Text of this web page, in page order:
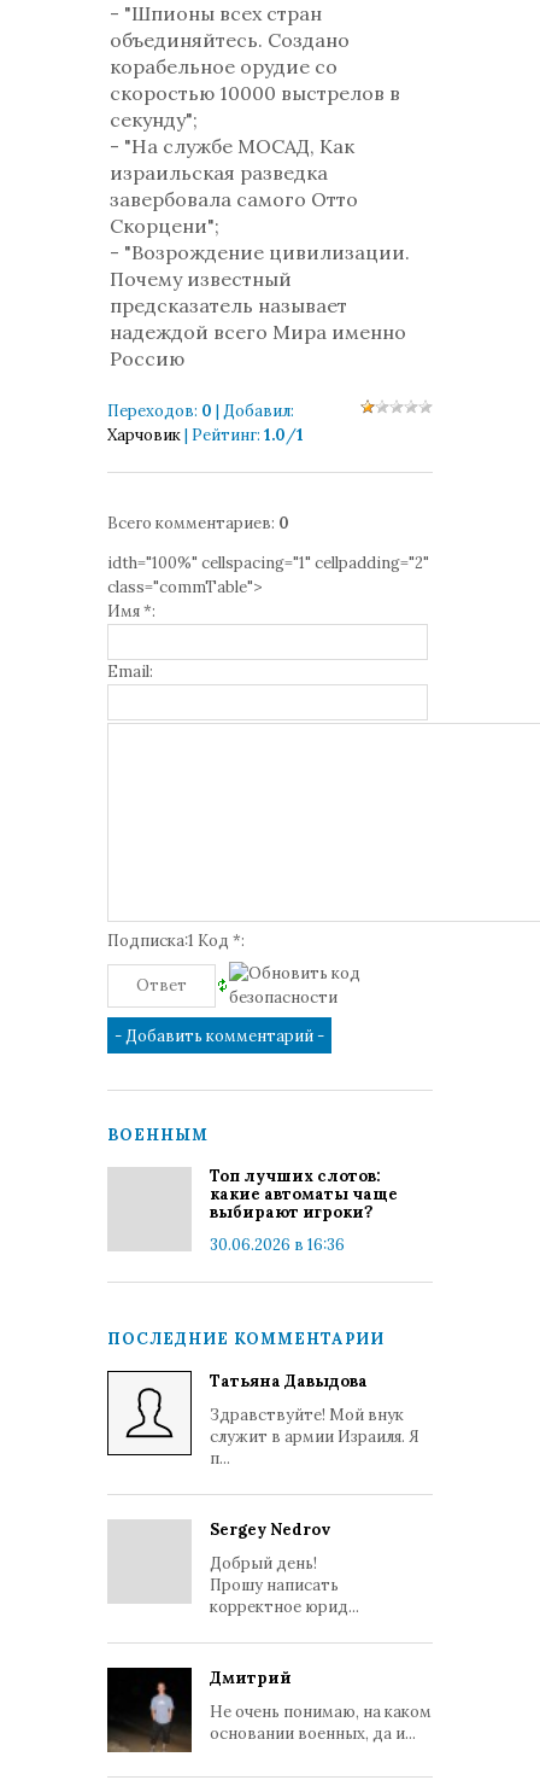
- "Шпионы всех стран
объединяйтесь. Создано
корабельное орудие со
скоростью 10000 выстрелов в
секунду";
- "На службе МОСАД, Как
израильская разведка
завербовала самого Отто
Скорцени";
- "Возрождение цивилизации.
Почему известный
предсказатель называет
надеждой всего Мира именно
Россию
Переходов: 0 | Добавил:
Харчовик| Рейтинг: 1.0/1
Всего комментариев: 0
idth="100%" cellspacing="1" cellpadding="2"
class="commTable">
Имя *:
Email:
Подписка:1 Код *:
ВОЕННЫМ
Топ лучших слотов:
какие автоматы чаще
выбирают игроки?
30.06.2026 в 16:36
ПОСЛЕДНИЕ КОММЕНТАРИИ
Татьяна Давыдова
Здравствуйте! Мой внук
служит в армии Израиля. Я
п...
Sergey Nedrov
Добрый день!
Прошу написать
корректное юрид...
Дмитрий
Не очень понимаю, на каком
основании военных, да и...